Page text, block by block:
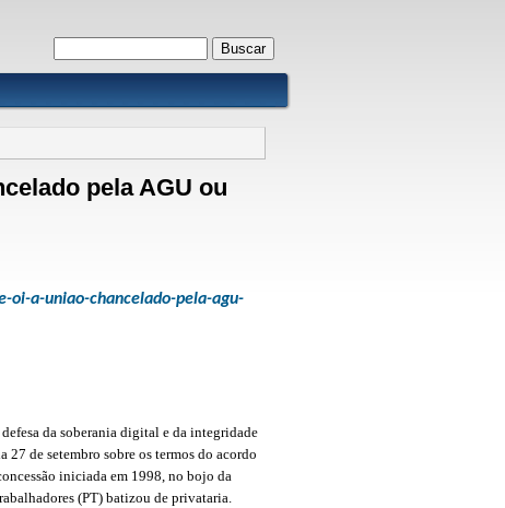
Formulário de busca
pela AGU ou
a-uniao-chancelado-pela-agu-
da soberania digital e da integridade
de setembro sobre os termos do acordo
iniciada em 1998, no bojo da
(PT) batizou de privataria.